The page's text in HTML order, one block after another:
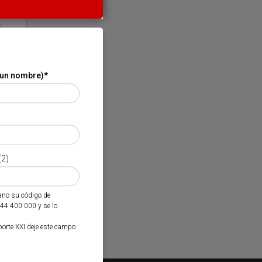
nombre)*
su código de
400 000 y se lo
XXI deje este campo